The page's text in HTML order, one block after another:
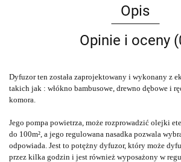
Opis
Opinie i oceny
Dyfuzor ten została zaprojektowany i wykonany z
takich jak : włókno bambusowe, drewno dębowe i
komora.
Jego pompa powietrza, może rozprowadzić olejki
do 100m², a jego regulowana nasadka pozwala
odpowiada. Jest to potężny dyfuzor, który może
przez kilka godzin i jest również wyposażony w